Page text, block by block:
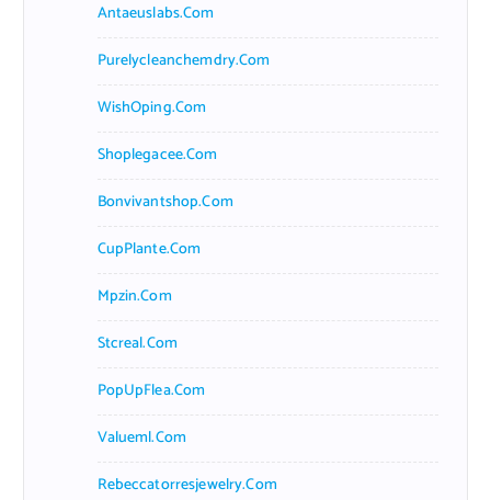
Antaeuslabs.com
Purelycleanchemdry.com
WishOping.com
Shoplegacee.com
Bonvivantshop.com
CupPlante.com
Mpzin.com
Stcreal.com
PopUpFlea.com
Valueml.com
Rebeccatorresjewelry.com